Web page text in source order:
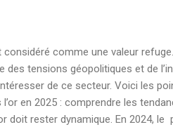
considéré comme une valeur
tensions géopolitiques et de
de ce secteur. Voici les
en 2025 : comprendre les
doit rester dynamique. En 2024,